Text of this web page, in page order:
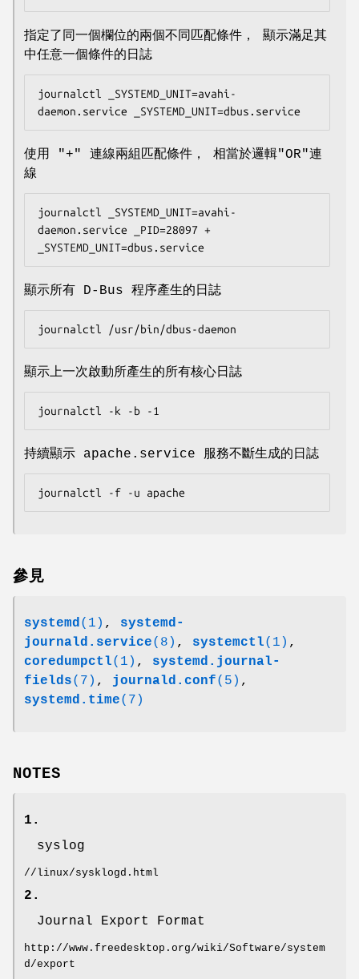
指定了同一個欄位的兩個不同匹配條件， 顯示滿足其
中任意一個條件的日誌
journalctl _SYSTEMD_UNIT=avahi-
daemon.service _SYSTEMD_UNIT=dbus.service
使用 "+" 連線兩組匹配條件， 相當於邏輯"OR"連
線
journalctl _SYSTEMD_UNIT=avahi-
daemon.service _PID=28097 +
_SYSTEMD_UNIT=dbus.service
顯示所有 D-Bus 程序產生的日誌
journalctl /usr/bin/dbus-daemon
顯示上一次啟動所產生的所有核心日誌
journalctl -k -b -1
持續顯示 apache.service 服務不斷生成的日誌
journalctl -f -u apache
參見
systemd (1) , systemd-
journald.service(8) , systemctl(1) ,
coredumpctl(1) , systemd.journal-
fields(7) , journald.conf(5) ,
systemd.time(7)
NOTES
1.
syslog
//linux/sysklogd.html
2.
Journal Export Format
http://www.freedesktop.org/wiki/Software/system
d/export